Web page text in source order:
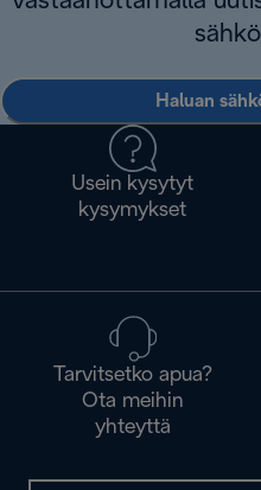
Haluan
Usein kysytyt
kysymykset
Tarvitsetko apua?
Ota meihin
yhteyttä